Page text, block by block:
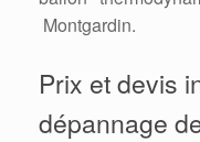
Montgardin.
Prix et devis
dépannage